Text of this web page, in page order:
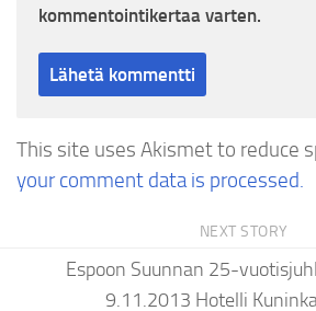
kommentointikertaa varten.
This site uses Akismet to reduce
your comment data is processed.
NEXT STORY
Espoon Suunnan 25-
9.11.2013 Hotelli